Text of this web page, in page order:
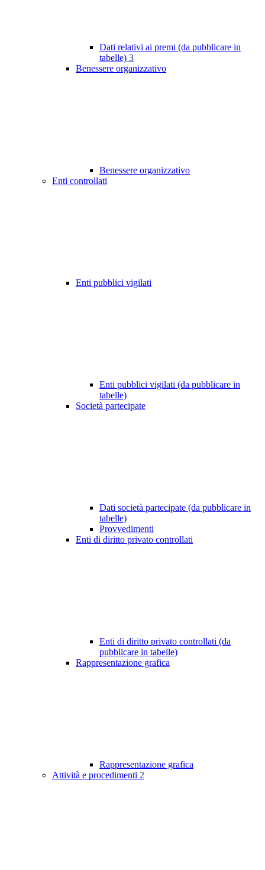
Dati relativi ai premi (da pubblicare in
tabelle) 3
Benessere organizzativo
Benessere organizzativo
Enti controllati
Enti pubblici vigilati
Enti pubblici vigilati (da pubblicare in
tabelle)
Società partecipate
Dati società partecipate (da pubblicare in
tabelle)
Provvedimenti
Enti di diritto privato controllati
Enti di diritto privato controllati (da
pubblicare in tabelle)
Rappresentazione grafica
Rappresentazione grafica
Attività e procedimenti 2